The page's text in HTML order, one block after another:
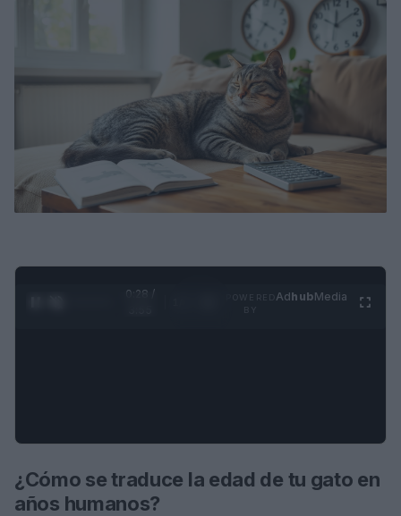
0:28 /
AdhubMedia
¿Cómo se traduce la edad de tu gato en
años humanos?